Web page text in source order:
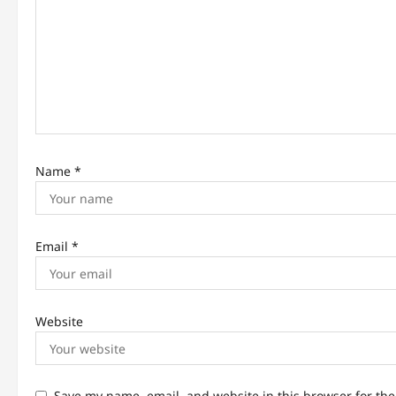
n
Name *
Email *
Website